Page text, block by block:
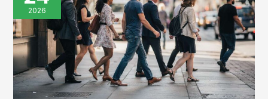
2026
l’art
danse
quotidienne